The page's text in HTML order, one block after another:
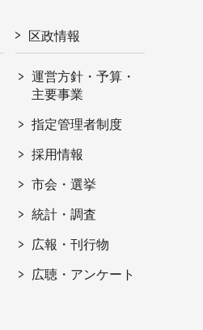
区政情報
運営方針・予算・
主要事業
指定管理者制度
採用情報
市会・選挙
統計・調査
広報・刊行物
広聴・アンケート